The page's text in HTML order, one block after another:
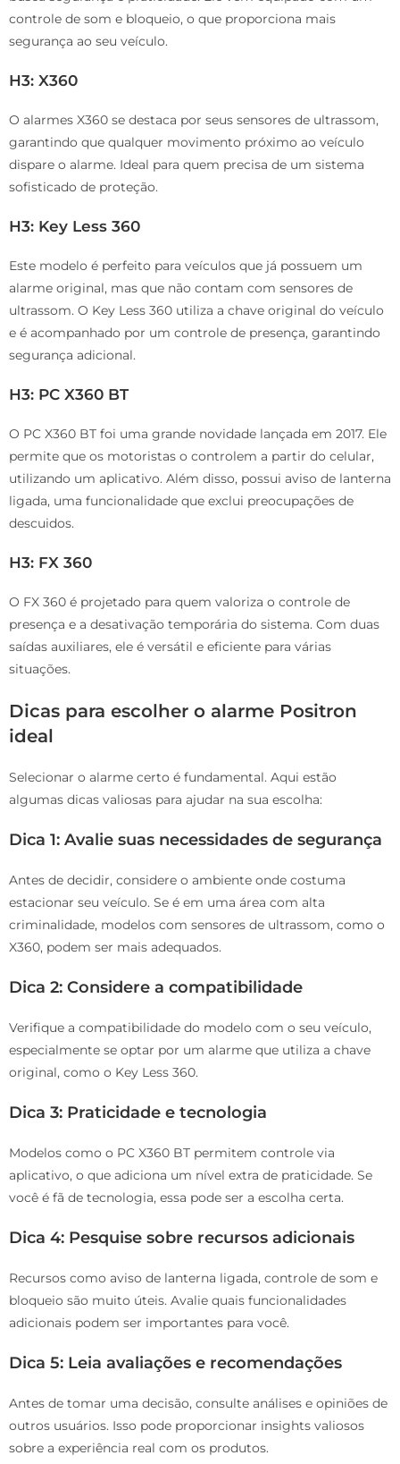
controle de som e bloqueio, o que proporciona mais
segurança ao seu veículo.
H3: X360
O alarmes X360 se destaca por seus sensores de ultrassom,
garantindo que qualquer movimento próximo ao veículo
dispare o alarme. Ideal para quem precisa de um sistema
sofisticado de proteção.
H3: Key Less 360
Este modelo é perfeito para veículos que já possuem um
alarme original, mas que não contam com sensores de
ultrassom. O Key Less 360 utiliza a chave original do veículo
e é acompanhado por um controle de presença, garantindo
segurança adicional.
H3: PC X360 BT
O PC X360 BT foi uma grande novidade lançada em 2017. Ele
permite que os motoristas o controlem a partir do celular,
utilizando um aplicativo. Além disso, possui aviso de lanterna
ligada, uma funcionalidade que exclui preocupações de
descuidos.
H3: FX 360
O FX 360 é projetado para quem valoriza o controle de
presença e a desativação temporária do sistema. Com duas
saídas auxiliares, ele é versátil e eficiente para várias
situações.
Dicas para escolher o alarme Positron
ideal
Selecionar o alarme certo é fundamental. Aqui estão
algumas dicas valiosas para ajudar na sua escolha:
Dica 1: Avalie suas necessidades de segurança
Antes de decidir, considere o ambiente onde costuma
estacionar seu veículo. Se é em uma área com alta
criminalidade, modelos com sensores de ultrassom, como o
X360, podem ser mais adequados.
Dica 2: Considere a compatibilidade
Verifique a compatibilidade do modelo com o seu veículo,
especialmente se optar por um alarme que utiliza a chave
original, como o Key Less 360.
Dica 3: Praticidade e tecnologia
Modelos como o PC X360 BT permitem controle via
aplicativo, o que adiciona um nível extra de praticidade. Se
você é fã de tecnologia, essa pode ser a escolha certa.
Dica 4: Pesquise sobre recursos adicionais
Recursos como aviso de lanterna ligada, controle de som e
bloqueio são muito úteis. Avalie quais funcionalidades
adicionais podem ser importantes para você.
Dica 5: Leia avaliações e recomendações
Antes de tomar uma decisão, consulte análises e opiniões de
outros usuários. Isso pode proporcionar insights valiosos
sobre a experiência real com os produtos.